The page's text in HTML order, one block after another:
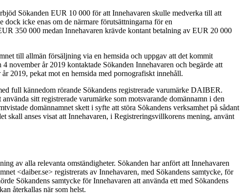
Sökanden EUR 10 000 för att Innehavaren skulle medverka till att
icke enas om de närmare förutsättningarna för en
350 000 medan Innehavaren krävde kontant betalning av EUR 20 000
till allmän försäljning via en hemsida och uppgav att det kommit
november år 2019 kontaktade Sökanden Innehavaren och begärde att
2019, pekat mot en hemsida med pornografiskt innehåll.
full kännedom rörande Sökandens registrerade varumärke DAIBER.
sitt registrerade varumärke som motsvarande domännamn i den
domännamnet skett i syfte att störa Sökandens verksamhet på sådant
skall anses visat att Innehavaren, i Registreringsvillkorens mening, använt
av alla relevanta omständigheter. Sökanden har anfört att Innehavaren
<daiber.se> registrerats av Innehavaren, med Sökandens samtycke, för
Sökandens samtycke för Innehavaren att använda ett med Sökandens
återkallas när som helst.